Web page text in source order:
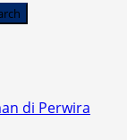
di Perwira